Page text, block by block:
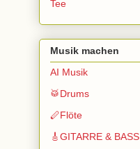
Tee
Musik machen
AI Musik
🥁Drums
🪈Flöte
🎸GITARRE & BASS